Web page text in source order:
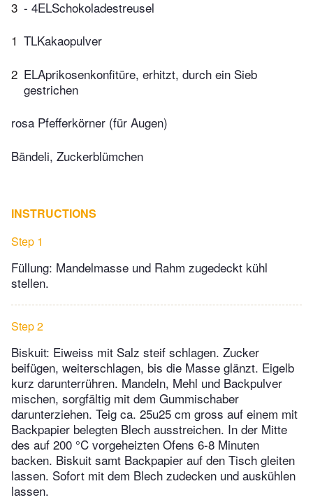
3 - 4ELSchokoladestreusel
1 TLKakaopulver
2 ELAprikosenkonfitüre, erhitzt, durch ein Sieb
gestrichen
rosa Pfefferkörner (für Augen)
Bändeli, Zuckerblümchen
INSTRUCTIONS
Step 1
Füllung: Mandelmasse und Rahm zugedeckt kühl
stellen.
Step 2
Biskuit: Eiweiss mit Salz steif schlagen. Zucker
beifügen, weiterschlagen, bis die Masse glänzt. Eigelb
kurz darunterrühren. Mandeln, Mehl und Backpulver
mischen, sorgfältig mit dem Gummischaber
darunterziehen. Teig ca. 25u25 cm gross auf einem mit
Backpapier belegten Blech ausstreichen. In der Mitte
des auf 200 °C vorgeheizten Ofens 6-8 Minuten
backen. Biskuit samt Backpapier auf den Tisch gleiten
lassen. Sofort mit dem Blech zudecken und auskühlen
lassen.